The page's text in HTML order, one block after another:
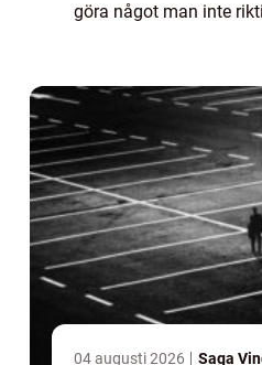
göra något man inte
04 augusti 2026 Saga